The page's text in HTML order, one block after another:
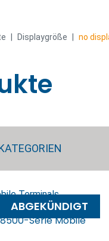
Displaygröße no
ABGEKÜNDIGT
Serie Mobile